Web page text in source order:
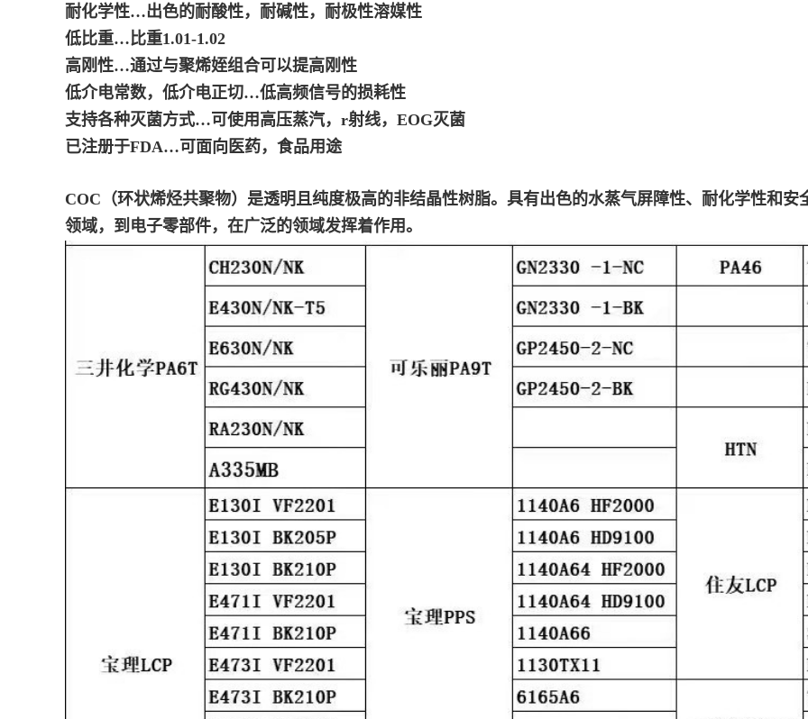
耐化学性…出色的耐酸性，耐碱性，耐极性溶媒性
低比重…比重1.01-1.02
高刚性…通过与聚烯姪组合可以提高刚性
低介电常数，低介电正切…低高频信号的损耗性
支持各种灭菌方式…可使用高压蒸汽，r射线，EOG灭菌
已注册于FDA…可面向医药，食品用途
COC（环状烯烃共聚物）是透明且纯度极高的非结晶性树脂。具有出色的水蒸气屏障性、耐化学性和
领域，到电子零部件，在广泛的领域发挥着作用。